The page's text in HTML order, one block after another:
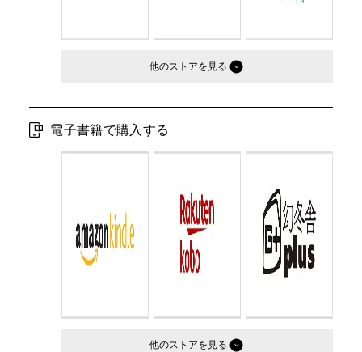
他のストア
電子書籍で購入する
他のストア